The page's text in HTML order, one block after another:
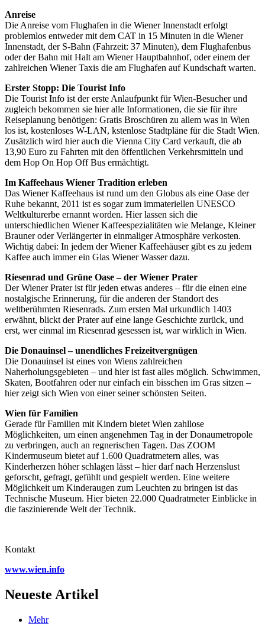
Anreise
Die Anreise vom Flughafen in die Wiener Innenstadt erfolgt
problemlos entweder mit dem CAT in 15 Minuten in die Wiener
Innenstadt, der S-Bahn (Fahrzeit: 37 Minuten), dem Flughafenbus
oder der Bahn mit Halt am Wiener Hauptbahnhof, oder einem der
zahlreichen Wiener Taxis die am Flughafen auf Kundschaft warten.
Erster Stopp: Die Tourist Info
Die Tourist Info ist der erste Anlaufpunkt für Wien-Besucher und
zugleich bekommen sie hier alle Informationen, die sie für ihre
Reiseplanung benötigen: Gratis Broschüren zu allem was in Wien
los ist, kostenloses W-LAN, kstenlose Stadtpläne für die Stadt Wien.
Zusätzlich wird hier auch die Vienna City Card verkauft, die ab
13,90 Euro zu Fahrten mit den öffentlichen Verkehrsmitteln und
dem Hop On Hop Off Bus ermächtigt.
Im Kaffeehaus Wiener Tradition erleben
Das Wiener Kaffeehaus ist rund um den Globus als eine Oase der
Ruhe bekannt, 2011 ist es sogar zum immateriellen UNESCO
Weltkulturerbe ernannt worden. Hier lassen sich die
unterschiedlichen Wiener Kaffeespezialitäten wie Melange, Kleiner
Brauner oder Verlängerter in einmaliger Atmosphäre verkosten.
Wichtig dabei: In jedem der Wiener Kaffeehäuser gibt es zu jedem
Kaffee auch immer ein Glas Wiener Wasser dazu.
Riesenrad und Grüne Oase – der Wiener Prater
Der Wiener Prater ist für jeden etwas anderes – für die einen eine
nostalgische Erinnerung, für die anderen der Standort des
weltberühmten Riesenrads. Zum ersten Mal urkundlich 1403
erwähnt, blickt der Prater auf eine lange Geschichte zurück, und
erst, wer einmal im Riesenrad gesessen ist, war wirklich in Wien.
Die Donauinsel – unendliches Freizeitvergnügen
Die Donauinsel ist eines von Wiens zahlreichen
Naherholungsgebieten – und hier ist fast alles möglich. Schwimmen,
Skaten, Bootfahren oder nur einfach ein bisschen im Gras sitzen –
hier zeigt sich Wien von einer seiner schönsten Seiten.
Wien für Familien
Gerade für Familien mit Kindern bietet Wien zahllose
Möglichkeiten, um einen angenehmen Tag in der Donaumetropole
zu verbringen, auch an regnerischen Tagen. Das ZOOM
Kindermuseum bietet auf 1.600 Quadratmetern alles, was
Kinderherzen höher schlagen lässt – hier darf nach Herzenslust
geforscht, gefragt, gefühlt und gespielt werden. Eine weitere
Möglichkeit um Kinderaugen zum Leuchten zu bringen ist das
Technische Museum. Hier bieten 22.000 Quadratmeter Einblicke in
die faszinierende Welt der Technik.
Kontakt
www.wien.info
Neueste Artikel
Mehr